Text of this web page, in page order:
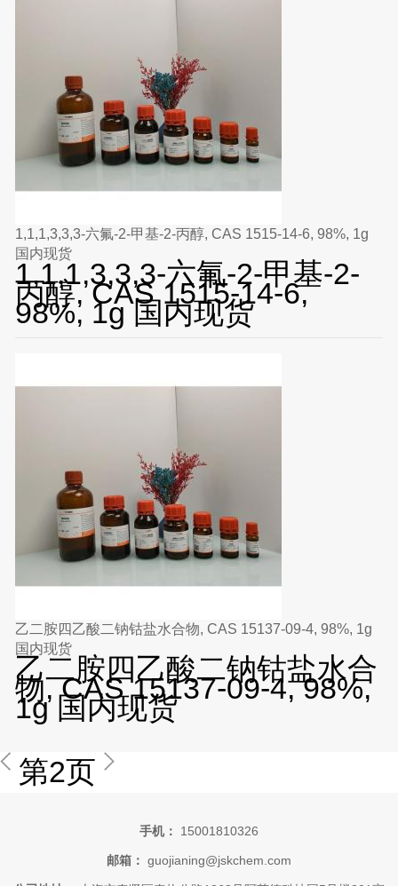
1,1,1,3,3,3-六氟-2-甲基-2-丙醇, CAS 1515-14-6, 98%, 1g
国内现货
1,1,1,3,3,3-六氟-2-甲基-2-
丙醇, CAS 1515-14-6,
98%, 1g 国内现货
乙二胺四乙酸二钠钴盐水合物, CAS 15137-09-4, 98%, 1g
国内现货
乙二胺四乙酸二钠钴盐水合
物, CAS 15137-09-4, 98%,
1g 国内现货
第2页
手机： 15001810326
邮箱： guojianing@jskchem.com